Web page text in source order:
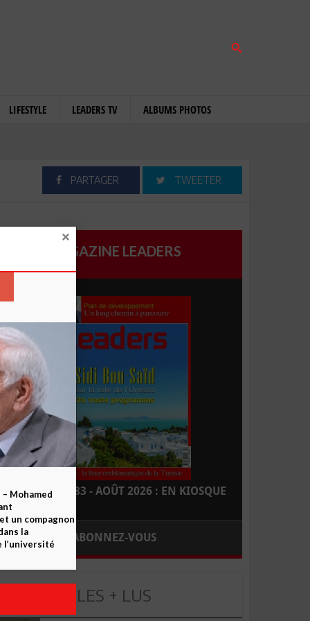
LIFESTYLE LEADERS TV ALBUMS PHOTOS
PARTAGER TWEETER
MAGAZINE LEADERS
LEADERS N° 183 - AOÛT 2026 : EN KIOSQUE
ABONNEZ-VOUS
LES + LUS
Mohamed
un compagnon
la
l’université